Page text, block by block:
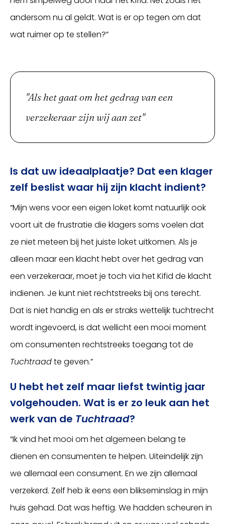
andersom nu al geldt. Wat is er op tegen om dat
wat ruimer op te stellen?”
"Als het gaat om het gedrag van een
verzekeraar zijn wij aan zet"
Is dat uw ideaalplaatje? Dat een klager
zelf beslist waar hij zijn klacht indient?
“Mijn wens voor een eigen loket komt natuurlijk ook
voort uit de frustratie die klagers soms voelen dat
ze niet meteen bij het juiste loket uitkomen. Als je
alleen maar een klacht hebt over het gedrag van
een verzekeraar, moet je toch via het Kifid de klacht
indienen. Je kunt niet rechtstreeks bij ons terecht.
Dat is niet handig en als er straks wettelijk tuchtrecht
wordt ingevoerd, is dat wellicht een mooi moment
om consumenten rechtstreeks toegang tot de
Tuchtraadte geven.”
U hebt het zelf maar liefst twintig jaar
volgehouden. Wat is er zo leuk aan het
werk van de Tuchtraad?
“Ik vind het mooi om het algemeen belang te
dienen en consumenten te helpen. Uiteindelijk zijn
we allemaal een consument. En we zijn allemaal
verzekerd. Zelf heb ik eens een blikseminslag in mijn
huis gehad. Dat was heftig. We hadden scheuren in